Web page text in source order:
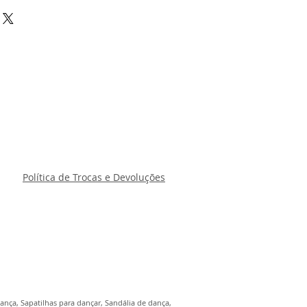
Política de Trocas e Devoluções
Sapatilhas para dançar, Sandália de dança,